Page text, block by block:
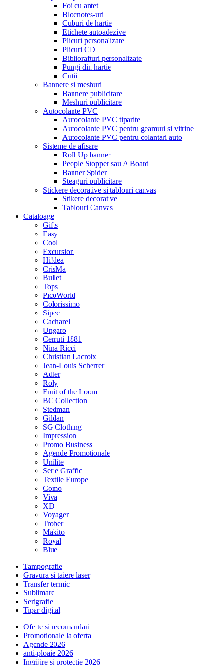
Foi cu antet
Blocnotes-uri
Cuburi de hartie
Etichete autoadezive
Plicuri personalizate
Plicuri CD
Bibliorafturi personalizate
Pungi din hartie
Cutii
Bannere si meshuri
Bannere publicitare
Meshuri publicitare
Autocolante PVC
Autocolante PVC tiparite
Autocolante PVC pentru geamuri si vitrine
Autocolante PVC pentru colantari auto
Sisteme de afisare
Roll-Up banner
People Stopper sau A Board
Banner Spider
Steaguri publicitare
Stickere decorative si tablouri canvas
Stikere decorative
Tablouri Canvas
Cataloage
Gifts
Easy
Cool
Excursion
Hi!dea
CrisMa
Bullet
Tops
PicoWorld
Colorissimo
Sipec
Cacharel
Ungaro
Cerruti 1881
Nina Ricci
Christian Lacroix
Jean-Louis Scherrer
Adler
Roly
Fruit of the Loom
BC Collection
Stedman
Gildan
SG Clothing
Impression
Promo Business
Agende Promotionale
Unilite
Serie Graffic
Textile Europe
Como
Viva
XD
Voyager
Trober
Makito
Royal
Blue
Tampografie
Gravura si taiere laser
Transfer termic
Sublimare
Serigrafie
Tipar digital
Oferte si recomandari
Promotionale la oferta
Agende 2026
anti-ploaie 2026
Ingrijire si protectie 2026